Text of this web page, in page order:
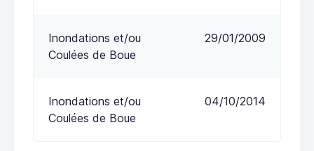
Inondations et/ou
Coulées de Boue
29/01/2009
Inondations et/ou
Coulées de Boue
04/10/2014